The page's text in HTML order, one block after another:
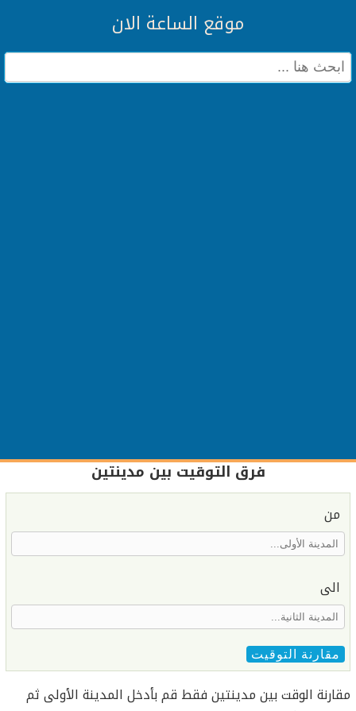
موقع الساعة الان
فرق التوقيت بين مدينتين
من
الى
مقارنة التوقيت
مقارنة الوقت بين مدينتين فقط قم بأدخل المدينة الأولى ثم